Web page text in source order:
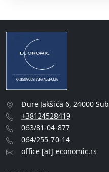
Đure Jakšića 6, 24000
+38124528419
063/81-04-877
064/255-70-14
office [at] economic.rs